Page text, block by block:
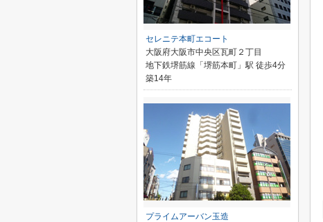
セレニテ本町エコート
大阪府大阪市中央区瓦町２丁目
地下鉄堺筋線「堺筋本町」駅 徒歩4分
築14年
プライムアーバン玉造